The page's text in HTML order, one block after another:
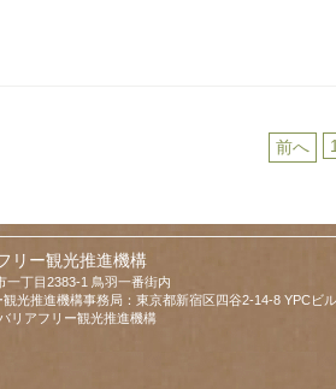
前へ
リー観光推進機構
一丁目2383-1 鳥羽一番街内
光推進機構事務局：東京都新宿区四谷2-14-8 YPCビ
リアフリー観光推進機構